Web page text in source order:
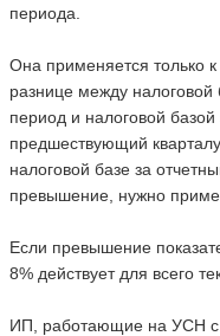
периода.
Она применяется только
разнице между налоговой
период и налоговой базой
предшествующий
налоговой базе за
превышение, нужно
Если превышение
8% действует для всего
ИП, работающие на УСН с